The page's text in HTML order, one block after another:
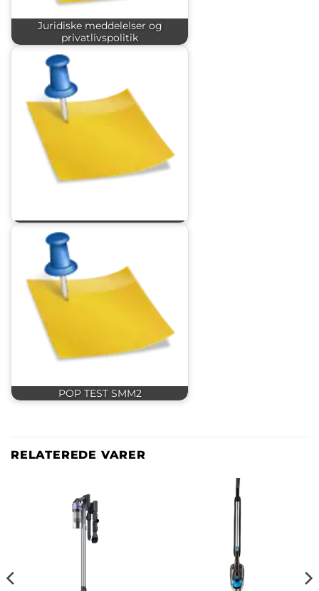
Juridiske meddelelser og
privatlivspolitik
POP TEST SMM2
RELATEREDE VARER